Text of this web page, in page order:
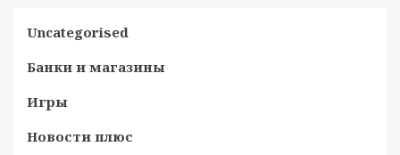
Uncategorised
Банки и магазины
Игры
Новости плюс